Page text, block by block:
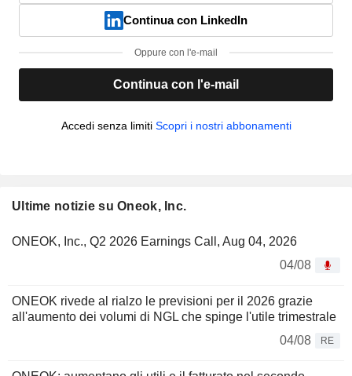
Continua con LinkedIn
Oppure con l'e-mail
Continua con l'e-mail
Accedi senza limiti Scopri i nostri abbonamenti
Ultime notizie su Oneok, Inc.
ONEOK, Inc., Q2 2026 Earnings Call, Aug 04, 2026
04/08
ONEOK rivede al rialzo le previsioni per il 2026 grazie
all'aumento dei volumi di NGL che spinge l'utile trimestrale
04/08
RE